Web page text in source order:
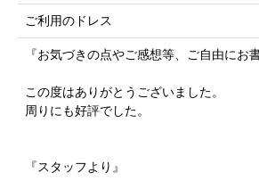
ご利用のドレス
『お気づきの点やご感想等、ご自由にお
この度はありがとうございました。
周りにも好評でした。
『スタッフより』